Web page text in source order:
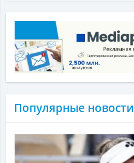
Популярные новости